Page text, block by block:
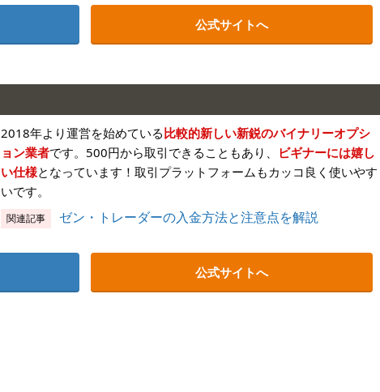
公式サイトへ
2018年より運営を始めている比較的新しい新鋭のバイナリーオプシ
ョン業者です。500円から取引できることもあり、 ビギナーには嬉し
い仕様となっています！取引プラットフォームもカッコ良く使いやす
いです。
関連記事 ゼン・トレーダーの入金方法と注意点を解説
公式サイトへ